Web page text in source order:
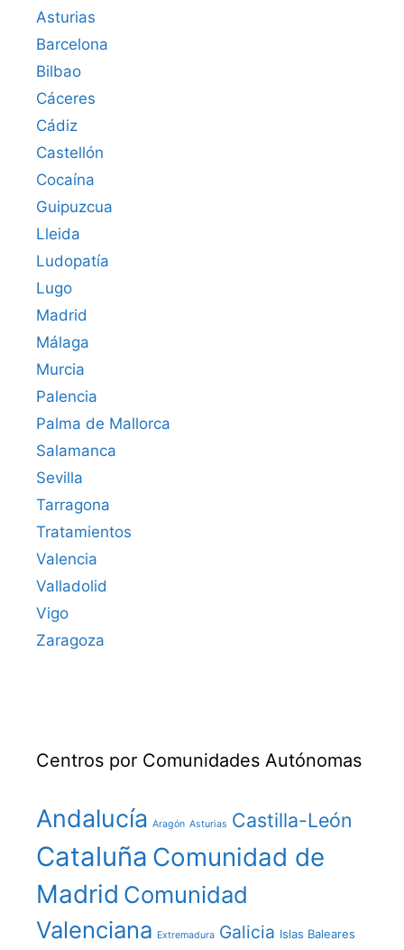
Asturias
Barcelona
Bilbao
Cáceres‎
Cádiz
Castellón
Cocaína
Guipuzcua
Lleida
Ludopatía
Lugo
Madrid
Málaga
Murcia
Palencia
Palma de Mallorca
Salamanca
Sevilla
Tarragona
Tratamientos
Valencia
Valladolid
Vigo
Zaragoza
Centros por Comunidades Autónomas
Andalucía Aragón Asturias Castilla-León
Cataluña Comunidad de
Madrid Comunidad
Valenciana Extremadura Galicia Islas Baleares